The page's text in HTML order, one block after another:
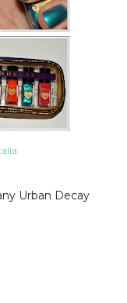
Urban Decay